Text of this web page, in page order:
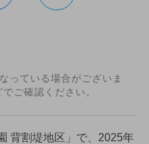
っている場合がございま
ご確認ください。
背割堤地区」で、2025年